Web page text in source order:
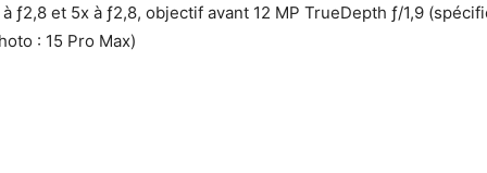
à ƒ2,8 et 5x à ƒ2,8, objectif avant 12 MP TrueDepth ƒ/1,9
: 15 Pro Max)